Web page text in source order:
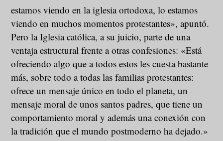
estamos viendo en la iglesia ortodoxa, lo estamos
viendo en muchos momentos protestantes», apuntó.
Pero la Iglesia católica, a su juicio, parte de una
ventaja estructural frente a otras confesiones: «Está
ofreciendo algo que a todos estos les cuesta bastante
más, sobre todo a todas las familias protestantes:
ofrece un mensaje único en todo el planeta, un
mensaje moral de unos santos padres, que tiene un
comportamiento moral y además una conexión con
la tradición que el mundo postmoderno ha dejado.»